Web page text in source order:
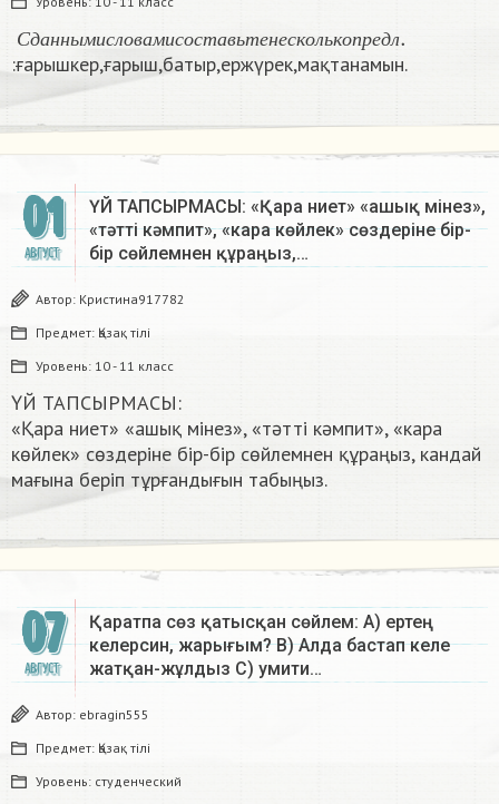
С д а н н ым и сл о в ам и с о с т а в ьт е н е с к ол ьк о п р е дл
:ғарышкер,ғарыш,батыр,ержүрек,мақтанамын.​
01
АВГУСТ
ҮЙ ТАПСЫРМАСЫ: «Қара ниет» «ашық мінез»,
«тәтті кәмпит», «кара көйлек» сөздеріне бір-
бір сөйлемнен құраңыз,…
Автор: Кристина917782
Предмет: Қазақ тiлi
Уровень: 10 - 11 класс
ҮЙ ТАПСЫРМАСЫ:
«Қара ниет» «ашық мінез», «тәтті кәмпит», «кара
көйлек» сөздеріне бір-бір сөйлемнен құраңыз, кандай
мағына беріп тұрғандығын табыңыз.​
07
АВГУСТ
Қаратпа сөз қатысқан сөйлем: А) ертең
келерсин, жарығым? В) Алда бастап келе
жатқан-жұлдыз С) умити…
Автор: ebragin555
Предмет: Қазақ тiлi
Уровень: студенческий